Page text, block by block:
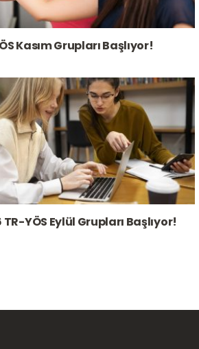
Kasım Grupları Başlıyor!
YÖS Eylül Grupları Başlıyor!